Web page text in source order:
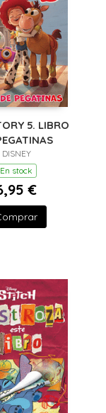
5. LIBRO
DISNEY
En stock
€